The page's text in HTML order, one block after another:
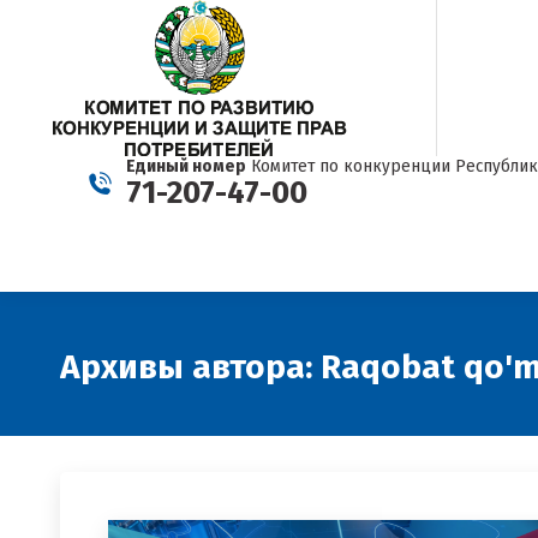
Единый номер Комитет по конкуренции
71-207-47-00
Архивы автора: Raqobat